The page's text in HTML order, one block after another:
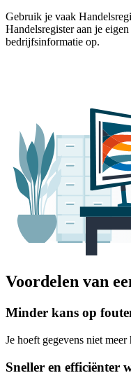
Gebruik je vaak
Handelsregister aan je
bedrijfsinformatie op.
Voordelen van
Minder kans op
Je hoeft gegevens niet
Sneller en efficiënter